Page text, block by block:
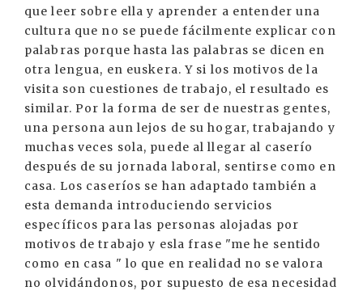
que leer sobre ella y aprender a entender una
cultura que no se puede fácilmente explicar con
palabras porque hasta las palabras se dicen en
otra lengua, en euskera. Y si los motivos de la
visita son cuestiones de trabajo, el resultado es
similar. Por la forma de ser de nuestras gentes,
una persona aun lejos de su hogar, trabajando y
muchas veces sola, puede al llegar al caserío
después de su jornada laboral, sentirse como en
casa. Los caseríos se han adaptado también a
esta demanda introduciendo servicios
específicos para las personas alojadas por
motivos de trabajo y esla frase "me he sentido
como en casa " lo que en realidad no se valora
no olvidándonos, por supuesto de esa necesidad